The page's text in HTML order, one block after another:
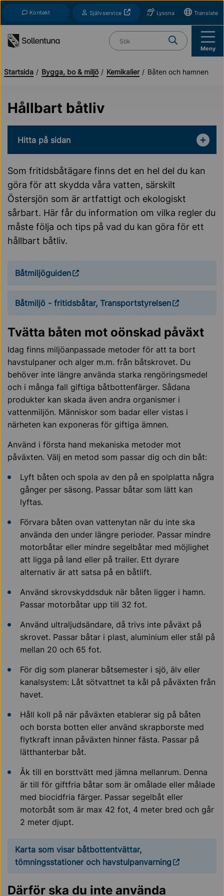
Kontakt SjälvserviceÖppnas i nytt fönsterLyssna Translate
Vad söker du?
Meny
Startsida Bygga, bo & miljö Kemikalier Båten och hamnen
Hållbart båtliv
Hitta på sidan
Som fritidsbåtägare finns det en hel del du kan
göra för att skydda våra vatten, särskilt
Östersjön som är artfattigt och ekologiskt
sårbart. Här får du information om vilka regler du
måste följa och tips på vad du kan göra för ett
hållbart båtliv.
Båtmiljöguiden
Båtmiljö - fritidsbåtar, Transportstyrelsen
Tvätta båten mot oönskad påväxt
Idag finns miljöanpassade metoder för att ta bort
havstulpaner och alger m.m. från båtskrovet. Du
behöver inte längre använda starka rengöringsmedel
och i många fall giftiga båtbottenfärger. Sådana
produkter kan skada även andra organismer i
vattenmiljön. Människor som badar eller vistas i
närheten kan exponeras för giftiga ämnen.
Använd i första hand mekaniska metoder mot
påväxten. Välj en metod som passar dig och din båt:
Lyft båten och spola av den på en spolplatta några
gånger per säsong. Passar båtar som lätt kan
lyftas.
Förvara båten ovan vattenytan när du inte ska
använda den under längre perioder. Passar mindre
motorbåtar eller mindre segelbåtar med möjlighet
att ligga på land eller på trailer. Ett dyrare
alternativ är att satsa på en båtlift.
Använd skrovskyddsduk när båten ligger i hamn.
Passar motorbåtar upp till 32 fot.
Använd ultraljudsändare, då trivs inte påväxt på
skrovet. Passar båtar i plast, aluminium eller stål på
mellan 20 och 65 fot.
För dig som planerar båtsemester i sjö, älv eller
kanalsystem: Låt sötvattnet ta kål på påväxten från
havet.
Håll koll på när påväxten etablerar sig på båten
och borsta botten eller använd skrapborste med
flytkraft innan påväxten hinner fästa. Passar på
lätthanterbar båt.
Åk till en borsttvätt med jämna mellanrum. Denna
är till för giftfria båtar som är omålade eller målade
med biocidfria färger. Passar segelbåt eller
motorbåt som är max 42 fot, 4 meter bred och går
2 meter djupt.
Karta som visar båtbottentvättar,
tömningsstationer och havstulpanvarning
Därför ska du inte använda